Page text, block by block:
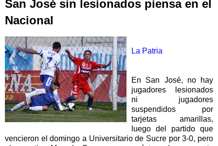
San José sin lesionados piensa en el
Nacional
La Patria
En San José, no hay
jugadores lesionados
ni jugadores
suspendidos por
tarjetas amarillas,
luego del partido que
vencieron el domingo a Universitario de Sucre por 3-0, pero